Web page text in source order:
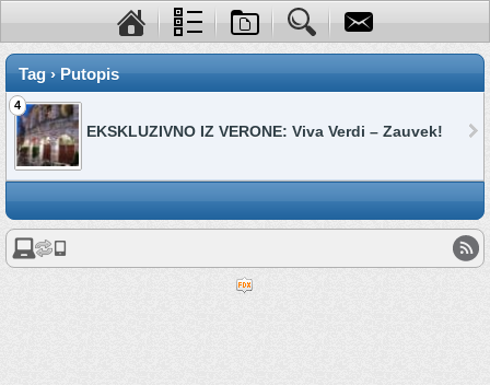
Tag › Putopis
4
EKSKLUZIVNO IZ VERONE: Viva Verdi – Zauvek!